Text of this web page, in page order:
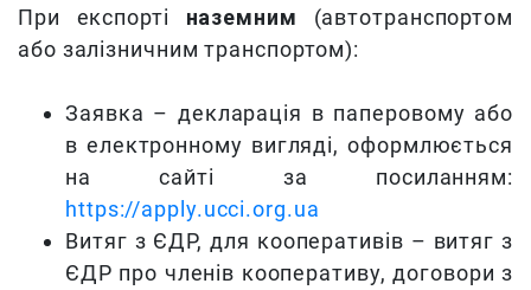
При експорті наземним (автотранспортом
або залізничним транспортом):
Заявка – декларація в паперовому або
в електронному вигляді, оформлюється
на сайті за посиланням:
https://apply.ucci.org.ua
Витяг з ЄДР, для кооперативів – витяг з
ЄДР про членів кооперативу, договори з